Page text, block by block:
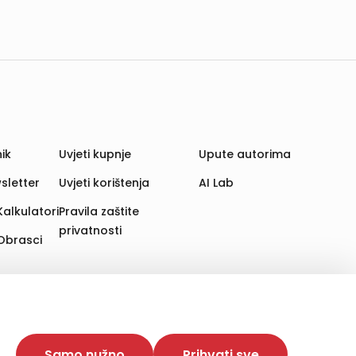
Time poboljšavamo korisničko iskustvo,
web stranica i uređaja u tu svrhu. Naši partneri
Uvjeti kupnje
Uvjeti korištenja
Pravila zaštite
privatnosti
Upute autorima
AI Lab